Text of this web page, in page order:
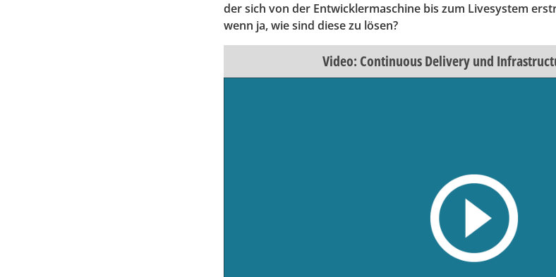
der sich von der Entwicklermaschine bis zum Livesystem
wenn ja, wie sind diese zu lösen?
Video: Continuous Delivery und